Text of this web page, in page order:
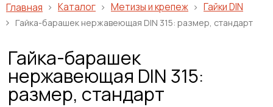
Главная Каталог Метизы и крепеж Гайки DIN
Гайка-барашек нержавеющая DIN 315: размер, стандарт
Гайка-барашек
нержавеющая DIN 315:
размер, стандарт